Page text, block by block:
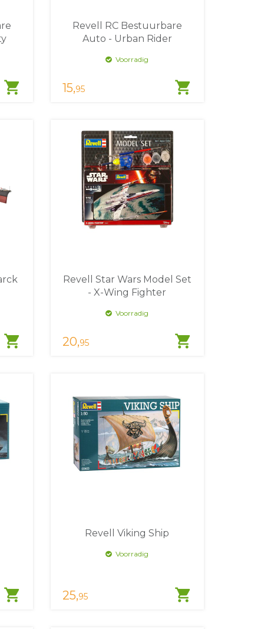
shopping_cart shopping_cart
Revell RC Bestuurbare
Auto - Urban Rider
Voorradig
15,95
shopping_cart shopping_cart
Revell Star Wars Model Set
- X-Wing Fighter
Voorradig
20,95
shopping_cart shopping_cart
Revell Viking Ship
Voorradig
25,95